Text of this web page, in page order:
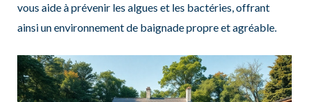
vous aide à prévenir les algues et les bactéries, offrant
ainsi un environnement de baignade propre et agréable.